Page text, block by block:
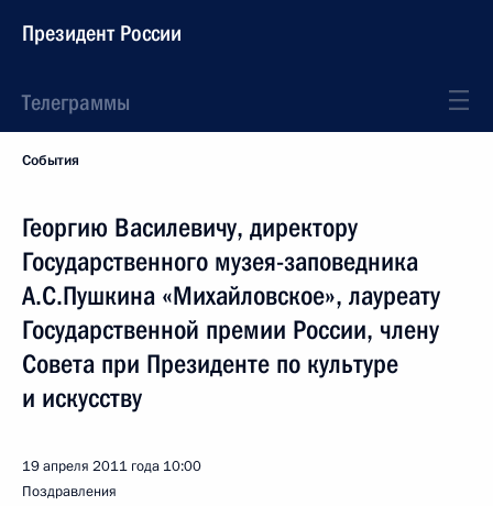
Президент России
Телеграммы
События
Георгию Василевичу, директору
Государственного музея-заповедника
А.С.Пушкина «Михайловское», лауреату
Государственной премии России, члену
Совета при Президенте по культуре
и искусству
19 апреля 2011 года 10:00
Поздравления